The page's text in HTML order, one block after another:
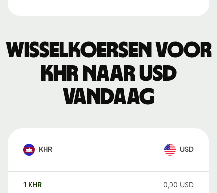
Wisselkoersen voor
KHR naar USD
vandaag
KHR USD
1 KHR 0,00 USD